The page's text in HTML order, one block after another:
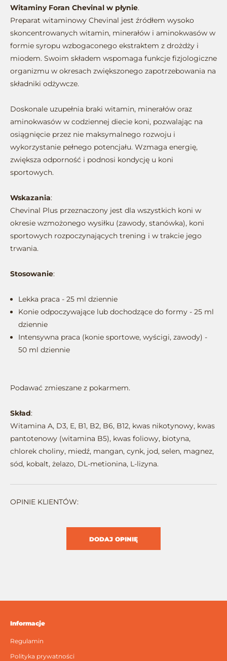
Witaminy Foran Chevinal w płynie.
Preparat witaminowy Chevinal jest źródłem wysoko
skoncentrowanych witamin, minerałów i aminokwasów w
formie syropu wzbogaconego ekstraktem z drożdży i
miodem. Swoim składem wspomaga funkcje fizjologiczne
organizmu w okresach zwiększonego zapotrzebowania na
składniki odżywcze.
Doskonale uzupełnia braki witamin, minerałów oraz
aminokwasów w codziennej diecie koni, pozwalając na
osiągnięcie przez nie maksymalnego rozwoju i
wykorzystanie pełnego potencjału. Wzmaga energię,
zwiększa odporność i podnosi kondycję u koni
sportowych.
Wskazania:
Chevinal Plus przeznaczony jest dla wszystkich koni w
okresie wzmożonego wysiłku (zawody, stanówka), koni
sportowych rozpoczynających trening i w trakcie jego
trwania.
Stosowanie:
Lekka praca - 25 ml dziennie
Konie odpoczywające lub dochodzące do formy - 25 ml
dziennie
Intensywna praca (konie sportowe, wyścigi, zawody) -
50 ml dziennie
Podawać zmieszane z pokarmem.
Skład:
Witamina A, D3, E, B1, B2, B6, B12, kwas nikotynowy, kwas
pantotenowy (witamina B5), kwas foliowy, biotyna,
chlorek choliny, miedź, mangan, cynk, jod, selen, magnez,
sód, kobalt, żelazo, DL-metionina, L-lizyna.
OPINIE KLIENTÓW:
DODAJ OPINIĘ
Informacje
Regulamin
Polityka prywatności